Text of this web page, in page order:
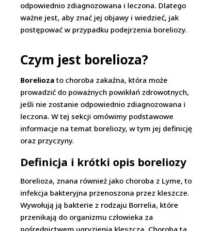
odpowiednio zdiagnozowana i leczona. Dlatego
ważne jest, aby znać jej objawy i wiedzieć, jak
postępować w przypadku podejrzenia boreliozy.
Czym jest borelioza?
Borelioza to choroba zakaźna, która może
prowadzić do poważnych powikłań zdrowotnych,
jeśli nie zostanie odpowiednio zdiagnozowana i
leczona. W tej sekcji omówimy podstawowe
informacje na temat boreliozy, w tym jej definicję
oraz przyczyny.
Definicja i krótki opis boreliozy
Borelioza, znana również jako choroba z Lyme, to
infekcja bakteryjna przenoszona przez kleszcze.
Wywołują ją bakterie z rodzaju Borrelia, które
przenikają do organizmu człowieka za
pośrednictwem ugryzienia kleszcza. Choroba ta